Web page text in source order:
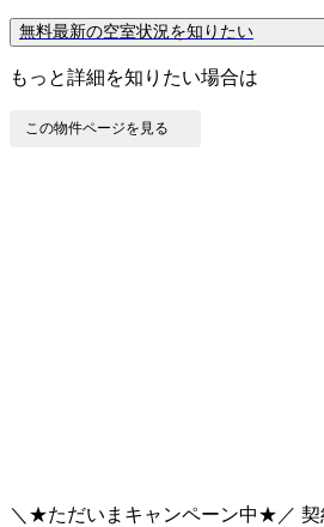
無料最新の空室状況を知りたい
もっと詳細を知りたい場合は
この物件ページを見る
＼★ただいまキャンペーン中★／ 契